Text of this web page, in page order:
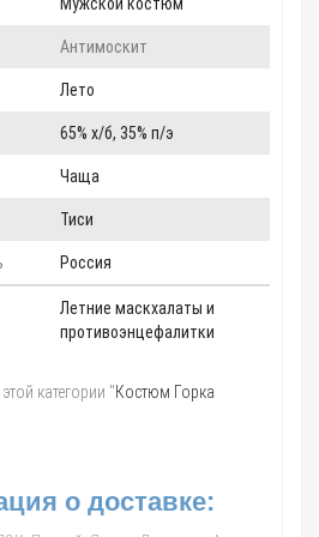
Антимоскит
Лето
65% х/б, 35% п/э
Чаща
Тиси
Россия
Летние маскхалаты и
противоэнцефалитки
категории "Костюм Горка
о доставке: